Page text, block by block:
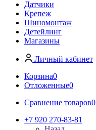
Датчики
Крепеж
Шиномонтаж
Детейлинг
Магазины
Личный кабинет
Корзина0
Отложенные0
Сравнение товаров0
+7 920 270-83-81